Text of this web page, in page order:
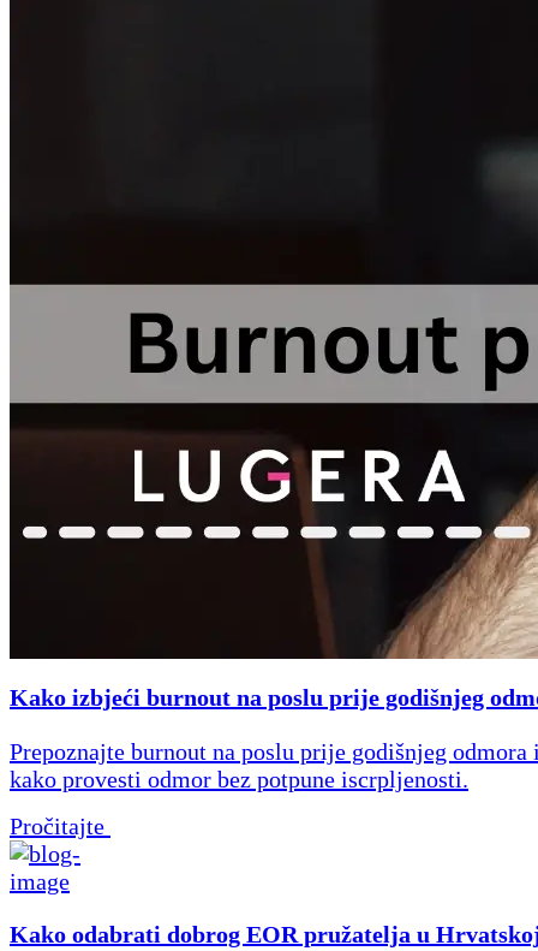
Kako izbjeći burnout na poslu prije godišnjeg
Prepoznajte burnout na poslu prije godišnjeg odmora
kako provesti odmor bez potpune iscrpljenosti.
Pročitajte
Kako odabrati dobrog EOR pružatelja u